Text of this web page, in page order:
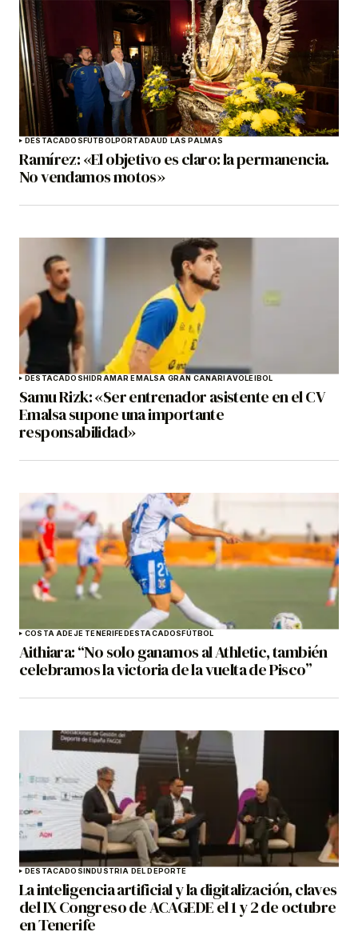
DESTACADOSFÚTBOLPORTADAUD LAS PALMAS
Ramírez: «El objetivo es claro: la permanencia.
No vendamos motos»
DESTACADOSHIDRAMAR EMALSA GRAN CANARIAVOLEIBOL
Samu Rizk: «Ser entrenador asistente en el CV
Emalsa supone una importante
responsabilidad»
COSTA ADEJE TENERIFEDESTACADOSFÚTBOL
Aithiara: “No solo ganamos al Athletic, también
celebramos la victoria de la vuelta de Pisco”
DESTACADOSINDUSTRIA DEL DEPORTE
La inteligencia artificial y la digitalización, claves
del IX Congreso de ACAGEDE el 1 y 2 de octubre
en Tenerife